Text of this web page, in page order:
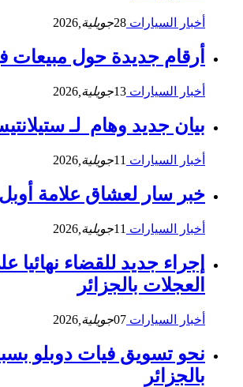
أخبار السيارات 28جويلية, 2026
أرقام جديدة حول مبيعات
أخبار السيارات 13جويلية, 2026
بيان جديد وهام لـ
أخبار السيارات 11جويلية, 2026
خبر سار لعشاق علامة
أخبار السيارات 11جويلية, 2026
إجراء جديد للقضاء نهائيا
العجلات بالجزائر
أخبار السيارات 07جويلية, 2026
نحو تسويق فيات دوبلو
بالجزائر